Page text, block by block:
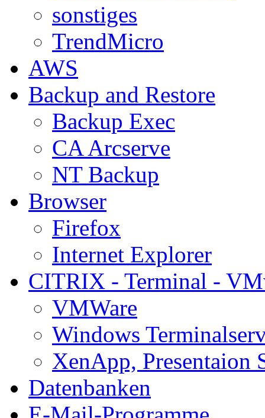
sonstiges
TrendMicro
AWS
Backup and Restore
Backup Exec
CA Arcserve
NT Backup
Browser
Firefox
Internet Explorer
CITRIX - Terminal -
VMWare
Windows
XenApp, Presentaion
Datenbanken